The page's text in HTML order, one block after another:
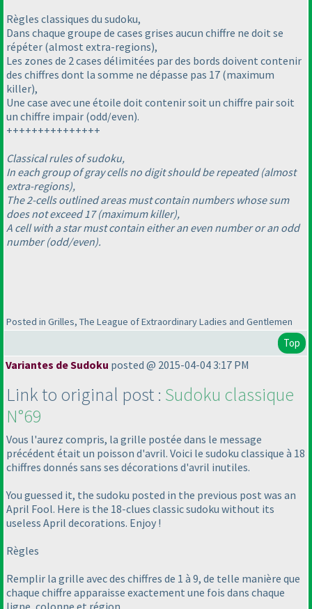
Règles classiques du sudoku,
Dans chaque groupe de cases grises aucun chiffre ne doit se
répéter (almost extra-regions),
Les zones de 2 cases délimitées par des bords doivent contenir
des chiffres dont la somme ne dépasse pas 17 (maximum
killer),
Une case avec une étoile doit contenir soit un chiffre pair soit
un chiffre impair (odd/even).
+++++++++++++++
Classical rules of sudoku,
In each group of gray cells no digit should be repeated(almost
extra-regions),
The 2-cells outlined areas must contain numbers whose sum
does not exceed 17(maximum killer),
A cell with a star must contain either an even number or an odd
number(odd/even).
Posted in Grilles, The League of Extraordinary Ladies and Gentlemen
Top
Variantes de Sudoku posted @ 2015-04-04 3:17 PM
Link to original post : Sudoku classique
N°69
Vous l'aurez compris, la grille postée dans le message
précédent était un poisson d'avril. Voici le sudoku classique à 18
chiffres donnés sans ses décorations d'avril inutiles.
You guessed it, the sudoku posted in the previous post was an
April Fool. Here is the 18-clues classic sudoku without its
useless April decorations. Enjoy !
Règles
Remplir la grille avec des chiffres de 1 à 9, de telle manière que
chaque chiffre apparaisse exactement une fois dans chaque